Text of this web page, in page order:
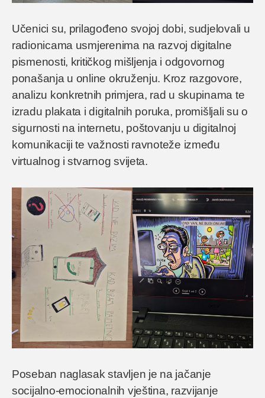
Učenici su, prilagođeno svojoj dobi, sudjelovali u
radionicama usmjerenima na razvoj digitalne
pismenosti, kritičkog mišljenja i odgovornog
ponašanja u online okruženju. Kroz razgovore,
analizu konkretnih primjera, rad u skupinama te
izradu plakata i digitalnih poruka, promišljali su o
sigurnosti na internetu, poštovanju u digitalnoj
komunikaciji te važnosti ravnoteže između
virtualnog i stvarnog svijeta.
Poseban naglasak stavljen je na jačanje
socijalno-emocionalnih vještina, razvijanje